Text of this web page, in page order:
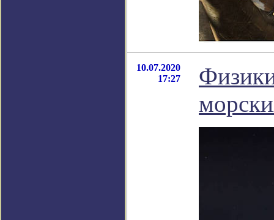
10.07.2020
17:27